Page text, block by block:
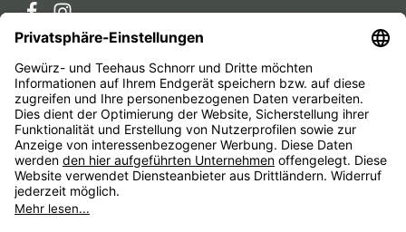
Service-Hotline
Service
Unternehmen
Alle Preise inkl. gesetzl. Mehrwertsteuer zzgl.